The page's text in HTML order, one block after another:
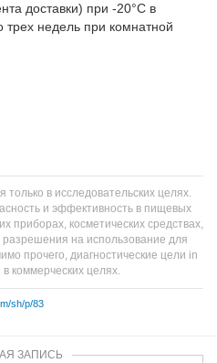
доставки) при -20°C в
трех недель при комнатной
только в исследовательских целях.
и эффективность в пищевых
приборах, косметических средствах,
на использование для
прочего, диагностические цели in
коммерческих целях.
sh/p/83
ЗАПИСЬ